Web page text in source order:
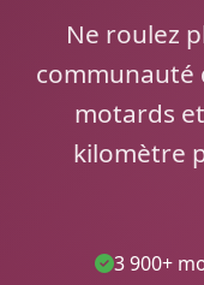
Ne roulez
communauté
motards
kilomètre
3 900+